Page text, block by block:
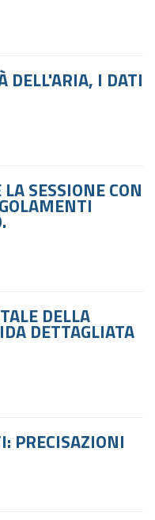
DELL'ARIA, I DATI
SESSIONE CON
DELLA
DETTAGLIATA
PRECISAZIONI